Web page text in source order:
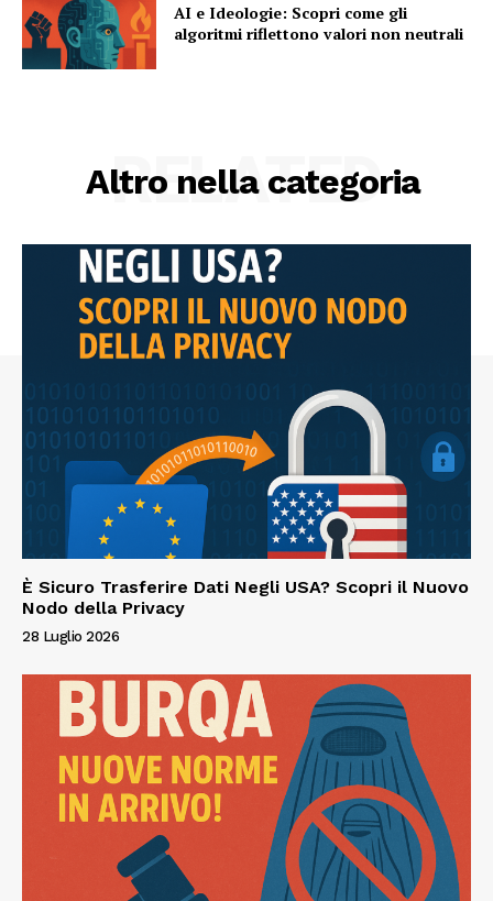
AI e Ideologie: Scopri come gli
algoritmi riflettono valori non neutrali
Altro nella categoria
RELATED
È Sicuro Trasferire Dati Negli USA? Scopri il Nuovo
Nodo della Privacy
28 Luglio 2026